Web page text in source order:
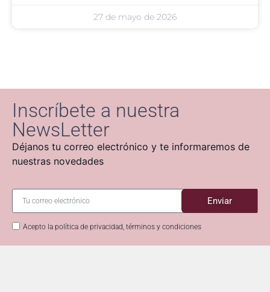
27 de mayo de 2026
Inscríbete a nuestra
NewsLetter
Déjanos tu correo electrónico y te informaremos de
nuestras novedades
Acepto la política de privacidad, términos y condiciones
Enviar